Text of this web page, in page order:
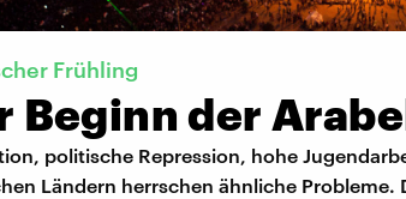
Frühling
Beginn der
politische Repression, hohe
Ländern herrschen ähnliche Probleme.